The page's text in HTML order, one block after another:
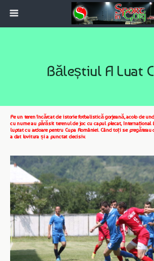
Băleștiul A Luat
Pe un teren încărcat de istorie fotbalistică gorjeană, acolo de
cu nume au părăsit terenul de joc cu capul plecat, Internațional
luptat cu ardoare pentru Cupa României. Când toți se
a dat lovitura și a punctat decisiv.